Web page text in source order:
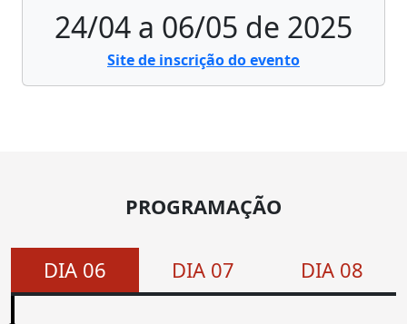
24/04 a 06/05 de 2025
Site de inscrição do evento
PROGRAMAÇÃO
DIA 06 DIA 07 DIA 08